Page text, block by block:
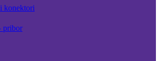
konektori
pribor